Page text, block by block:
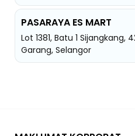
PASARAYA ES MART
Lot 1381, Batu 1 Sijangkang,
Garang, Selangor